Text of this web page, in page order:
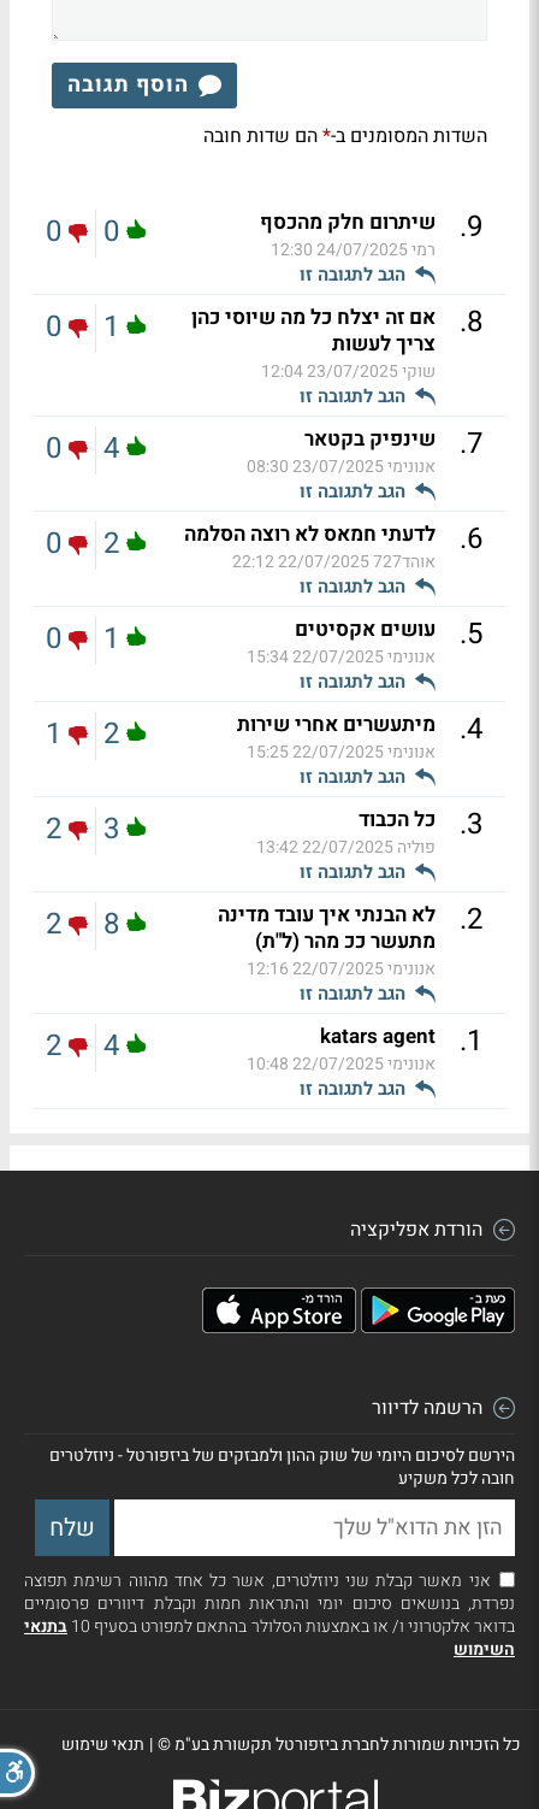
הוסף תגובה
השדות המסומנים ב-*הם שדות חובה
9
. שיתרום חלק מהכסף
רמי24/07/2025 12:30
הגב לתגובה זו
0
0
8
.
אם זה יצלח כל מה שיוסי כהן
צריך לעשות
שוקי23/07/2025 12:04
הגב לתגובה זו
1
0
7
. שינפיק בקטאר
אנונימי23/07/2025 08:30
הגב לתגובה זו
4
0
6
. לדעתי חמאס לא רוצה הסלמה
אוהד727 22/07/2025 22:12
הגב לתגובה זו
2
0
5
. עושים אקסיטים
אנונימי22/07/2025 15:34
הגב לתגובה זו
1
0
4
. מיתעשרים אחרי שירות
אנונימי22/07/2025 15:25
הגב לתגובה זו
2
1
3
. כל הכבוד
פוליה22/07/2025 13:42
הגב לתגובה זו
3
2
2
.
לא הבנתי איך עובד מדינה
מתעשר ככ מהר (ל"ת)
אנונימי22/07/2025 12:16
הגב לתגובה זו
8
2
1
.
katars agent
אנונימי22/07/2025 10:48
הגב לתגובה זו
4
2
הורדת אפליקציה
הרשמה לדיוור
הירשם לסיכום היומי של שוק ההון ולמבזקים של ביזפורטל - ניוזלטרים
חובה לכל משקיע
אני מאשר קבלת שני ניוזלטרים, אשר כל אחד מהווה רשימת תפוצה
נפרדת, בנושאים סיכום יומי והתראות חמות וקבלת דיוורים פרסומיים
בדואר אלקטרוני ו/ או באמצעות הסלולר בהתאם למפורט בסעיף 10
בתנאי
השימוש
כל הזכויות שמורות לחברת ביזפורטל תקשורת בע"מ ©| תנאי שימוש